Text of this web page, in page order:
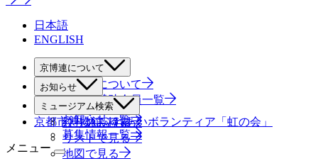
日本語
ENGLISH
京博連について
京博連について
役員・賛助会員一覧
お知らせ
すべて
お知らせ一覧
募集情報一覧
ミュージアム検索
絞り込み検索
リストで見る
地図で見る
京都市博物館ふれあいボランティア「虹の会」
メニュー